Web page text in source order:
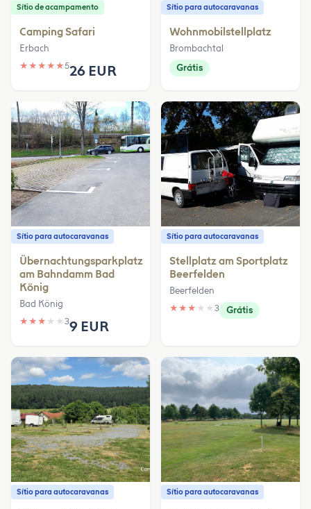
Sítio de acampamento
Camping Safari
Erbach
★ ★ ★ ★ ★526 EUR
Sítio para autocaravanas
Wohnmobilstellplatz
Brombachtal
Grátis
Sítio para autocaravanas
Übernachtungsparkplatz
am Bahndamm Bad
König
Bad König
★ ★ ★ ★ ★ 39 EUR
Sítio para autocaravanas
Stellplatz am Sportplatz
Beerfelden
Beerfelden
★ ★ ★ ★ ★ 3 Grátis
Sítio para autocaravanas Sítio para autocaravanas